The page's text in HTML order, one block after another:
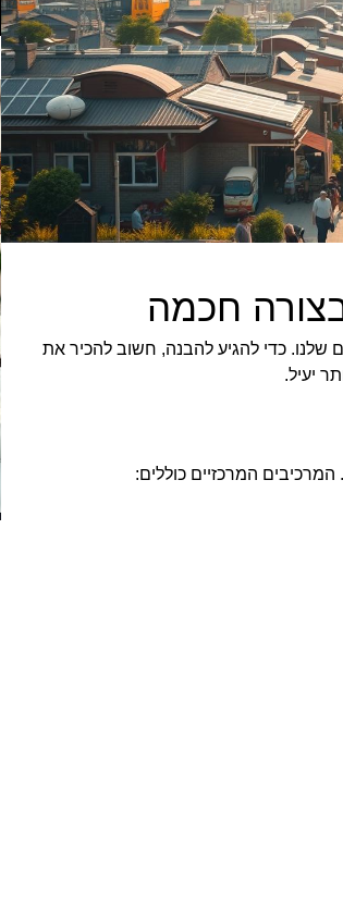
חכמה
כדי להגיע להבנה, חשוב להכיר את
יעיל.
המרכזיים כוללים: